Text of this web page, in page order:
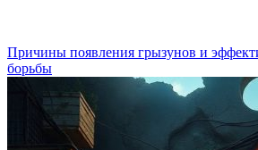
Причины появления грызунов и
борьбы